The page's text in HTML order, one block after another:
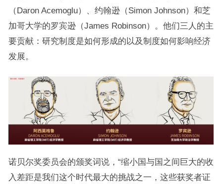
（Daron Acemoglu）、约翰逊（Simon Johnson）和芝
加哥大学的罗宾逊（James Robinson）。他们三人的主
要贡献：研究制度是如何形成的以及制度如何影响经济
发展。
诺贝尔奖委员会的颁奖词说，“缩小国与国之间巨大的收
入差距是我们这个时代最大的挑战之一，这些获奖者证